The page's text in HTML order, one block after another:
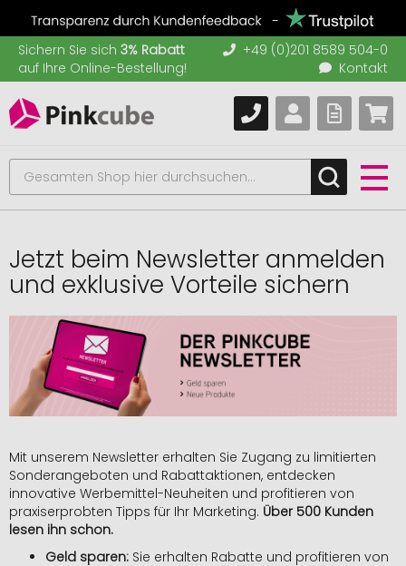
Sichern Sie sich 3% Rabatt
auf Ihre Online-Bestellung!
+49 (0)201 8589 504-0
Kontakt
Jetzt beim Newsletter anmelden
und exklusive Vorteile sichern
Mit unserem Newsletter erhalten Sie Zugang zu limitierten
Sonderangeboten und Rabattaktionen, entdecken
innovative Werbemittel-Neuheiten und profitieren von
praxiserprobten Tipps für Ihr Marketing. Über 500 Kunden
lesen ihn schon.
Geld sparen: Sie erhalten Rabatte und profitieren von